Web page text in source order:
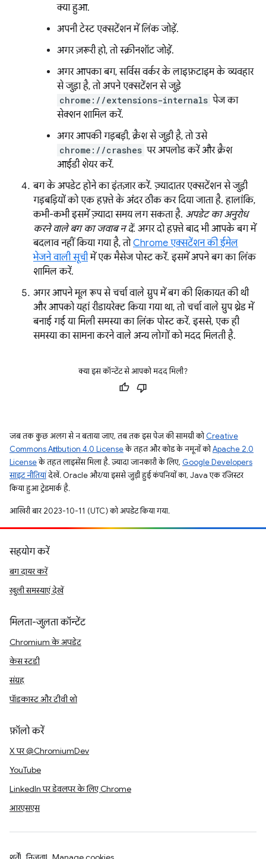
क्या हुआ.
अपनी टेस्ट एक्सटेंशन में लिंक जोड़ें.
अगर ज़रूरी हो, तो स्क्रीनशॉट जोड़ें.
अगर आपका बग, सर्विस वर्कर के लाइफ़टाइम के व्यवहार
से जुड़ा है, तो अपने एक्सटेंशन से जुड़े
chrome://extensions-internals पेज का
सेक्शन शामिल करें.
अगर आपकी गड़बड़ी, क्रैश से जुड़ी है, तो उसे
chrome://crashes पर अपलोड करें और क्रैश
आईडी शेयर करें.
बग के अपडेट होने का इंतज़ार करें. ज़्यादातर एक्सटेंशन से जुड़ी
गड़बड़ियों को एक हफ़्ते के अंदर ठीक कर दिया जाता है. हालांकि,
कभी-कभी इसमें ज़्यादा समय लग सकता है. अपडेट का अनुरोध
करने वाले बग का जवाब न दें. अगर दो हफ़्ते बाद भी आपके बग में
बदलाव नहीं किया गया है, तोChrome एक्सटेंशन की ईमेल
भेजने वाली सूचीमें एक मैसेज पोस्ट करें. इसमें अपने बग का लिंक
शामिल करें.
अगर आपने मूल रूप से चर्चा वाले ग्रुप में बग की शिकायत की थी
और आपको यहां रीडायरेक्ट किया गया था, तो चर्चा वाले ग्रुप थ्रेड में
बनाई गई या मिली समस्या का लिंक पोस्ट करें. इससे, एक ही
समस्या का सामना करने वाले अन्य लोगों को मदद मिलती है.
क्या इस कॉन्टेंट से आपको मदद मिली?
जब तक कुछ अलग से न बताया जाए, तब तक इस पेज की सामग्री कोCreative
Commons Attribution 4.0 Licenseके तहत और कोड के नमूनों कोApache 2.0
Licenseके तहत लाइसेंस मिला है. ज़्यादा जानकारी के लिए, Google Developers
साइट नीतियांदेखें. Oracle और/या इससे जुड़ी हुई कंपनियों का, Java एक रजिस्टर
किया हुआ ट्रेडमार्क है.
आखिरी बार 2023-10-11 (UTC) को अपडेट किया गया.
सहयोग करें
बग दायर करें
खुली समस्याएं देखें
मिलता-जुलता कॉन्टेंट
Chromium के अपडेट
केस स्टडी
संग्रह
पॉडकास्ट और टीवी शो
फ़ॉलो करें
X पर @ChromiumDev
YouTube
LinkedIn पर डेवलपर के लिए Chrome
आरएसएस